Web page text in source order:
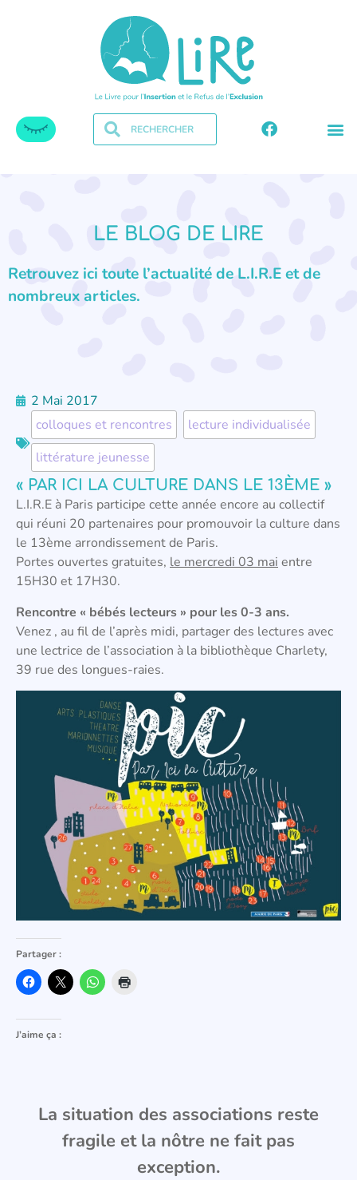
LE BLOG DE LIRE
Retrouvez ici toute l’actualité de L.I.R.E et de
nombreux articles.
2 Mai 2017
colloques et rencontres
lecture individualisée
littérature jeunesse
« PAR ICI LA CULTURE DANS LE 13ÈME »
L.I.R.E à Paris participe cette année encore au collectif
qui réuni 20 partenaires pour promouvoir la culture dans
le 13ème arrondissement de Paris.
Portes ouvertes gratuites, le mercredi 03 mai entre
15H30 et 17H30.
Rencontre « bébés lecteurs » pour les 0-3 ans.
Venez , au fil de l’après midi, partager des lectures avec
une lectrice de l’association à la bibliothèque Charlety,
39 rue des longues-raies.
Partager :
J’aime ça :
La situation des associations reste
fragile et la nôtre ne fait pas
exception.